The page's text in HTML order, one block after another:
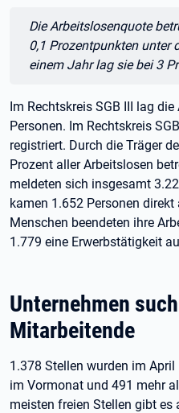
Zitat:
Die Arbeitslosenquote
0,1 Prozentpunkten unter
einem Jahr lag sie bei 3
Im Rechtskreis SGB III lag
Personen. Im Rechtskreis
registriert. Durch die Träger
Prozent aller Arbeitslosen
meldeten sich insgesamt
kamen 1.652 Personen
Menschen beendeten ihre
1.779 eine Erwerbstätigkeit
Unternehmen
Mitarbeitende
1.378 Stellen wurden im
im Vormonat und 491 mehr
meisten freien Stellen gibt es